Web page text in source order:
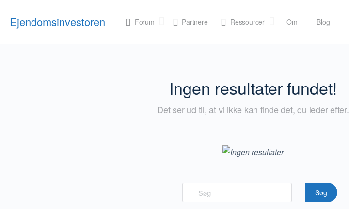
Ejendomsinvestoren Forum Partnere Ressourcer Om Blog
Ingen resultater fundet!
Det ser ud til, at vi ikke kan finde det, du leder efter.
efter: